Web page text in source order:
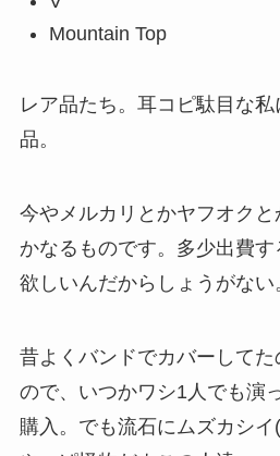
Mountain Top
レア品たち。耳コピ駄目な
品。
今やメルカリとかヤフオクと
かなるものです。多少出費
欲しいんだからしょうがない
昔よくバンドでカバーして
ので、いつかワシ1人でも演
購入。でも流石にムズカシイ